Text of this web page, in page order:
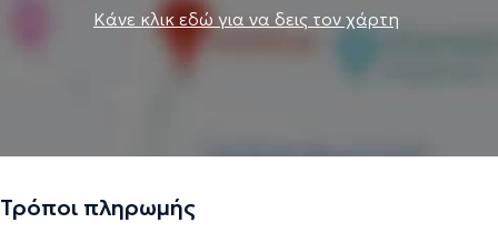
Κάνε κλικ εδώ για να δεις τον χάρτη
Τρόποι πληρωμής